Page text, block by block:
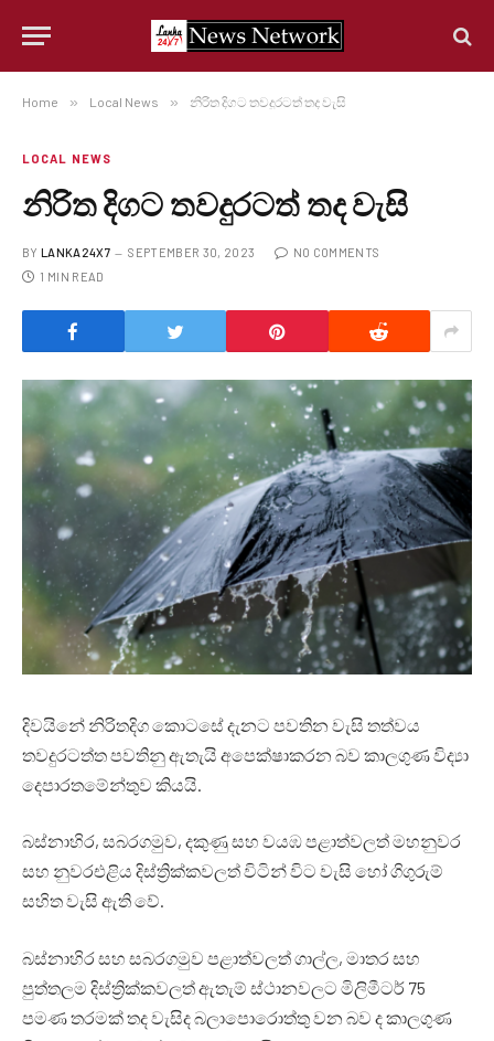
Home » Local News » නිරිත දිගට තවදුරටත් තද වැසි
LOCAL NEWS
නිරිත දිගට තවදුරටත් තද වැසි
BY LANKA24X7 SEPTEMBER 30, 2023
NO COMMENTS
1 MIN READ
දිවයිනේ නිරිතදිග කොටසේ දැනට පවතින වැසි තත්වය
තවදුරටත්ත පවතිනු ඇතැයි අපෙක්ෂාකරන බව කාලගුණ විද්‍යා
දෙපාරතමේන්තුව කියයි.
බස්නාහිර, සබරගමුව, දකුණු සහ වයඹ පළාත්වලත් මහනුවර
සහ නුවරඑළිය දිස්ත්‍රික්කවලත් විටින් විට වැසි හෝ ගිගුරුම්
සහිත වැසි ඇති වේ.
බස්නාහිර සහ සබරගමුව පළාත්වලත් ගාල්ල, මාතර සහ
පුත්තලම දිස්ත්‍රික්කවලත් ඇතැම් ස්ථානවලට මිලිමීටර් 75
පමණ තරමක් තද වැසිද බලාපොරොත්තු වන බව ද කාලගුණ